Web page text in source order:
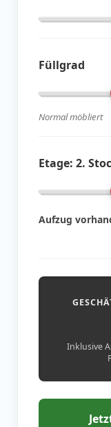
Füllgrad
Normal möbliert
Etage: 2.
Aufzug
Inklusive